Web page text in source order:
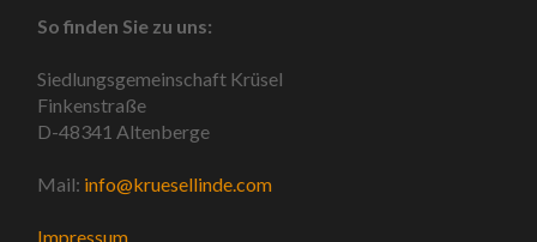
So finden Sie zu uns:
Siedlungsgemeinschaft Krüsel
Finkenstraße
D-48341 Altenberge
Mail: info@kruesellinde.com
Impressum